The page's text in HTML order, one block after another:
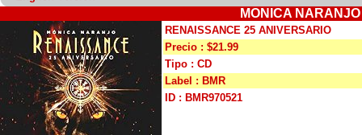
MONICA
RENAISSANCE 25 ANIVERSARIO
Precio : $21.99
Tipo : CD
Label : BMR
ID : BMR970521